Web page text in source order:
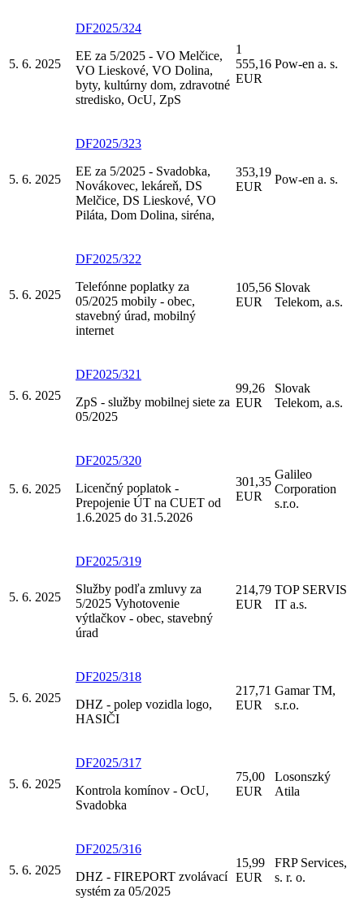
5. 6. 2025
DF2025/324
EE za 5/2025 - VO Melčice,
VO Lieskové, VO Dolina,
byty, kultúrny dom, zdravotné
stredisko, OcU, ZpS
1
555,16
EUR
Pow-en a. s.
5. 6. 2025
DF2025/323
EE za 5/2025 - Svadobka,
Novákovec, lekáreň, DS
Melčice, DS Lieskové, VO
Piláta, Dom Dolina, siréna,
353,19
EUR
Pow-en a. s.
5. 6. 2025
DF2025/322
Telefónne poplatky za
05/2025 mobily - obec,
stavebný úrad, mobilný
internet
105,56
EUR
Slovak
Telekom, a.s.
5. 6. 2025
DF2025/321
ZpS - služby mobilnej siete za
05/2025
99,26
EUR
Slovak
Telekom, a.s.
5. 6. 2025
DF2025/320
Licenčný poplatok -
Prepojenie ÚT na CUET od
1.6.2025 do 31.5.2026
301,35
EUR
Galileo
Corporation
s.r.o.
5. 6. 2025
DF2025/319
Služby podľa zmluvy za
5/2025 Vyhotovenie
výtlačkov - obec, stavebný
úrad
214,79
EUR
TOP SERVIS
IT a.s.
5. 6. 2025
DF2025/318
DHZ - polep vozidla logo,
HASIČI
217,71
EUR
Gamar TM,
s.r.o.
5. 6. 2025
DF2025/317
Kontrola komínov - OcU,
Svadobka
75,00
EUR
Losonszký
Atila
5. 6. 2025
DF2025/316
DHZ - FIREPORT zvolávací
systém za 05/2025
15,99
EUR
FRP Services,
s. r. o.